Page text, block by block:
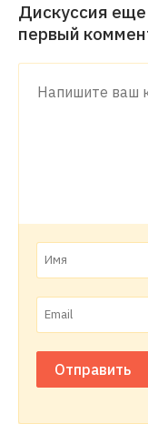
Дискуссия еще
первый
Отправить